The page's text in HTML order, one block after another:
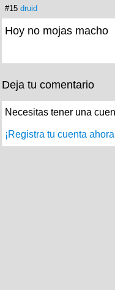
#15 druid
Hoy no mojas macho
Deja tu comentario
Necesitas tener una
¡Registra tu cuenta